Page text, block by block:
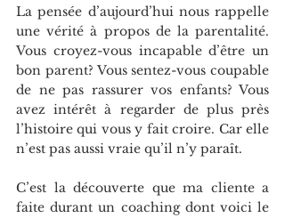
La pensée d’aujourd’hui nous rappelle
une vérité à propos de la parentalité.
Vous croyez-vous incapable d’être un
bon parent? Vous sentez-vous coupable
de ne pas rassurer vos enfants? Vous
avez intérêt à regarder de plus près
l’histoire qui vous y fait croire. Car elle
n’est pas aussi vraie qu’il n’y paraît.
C’est la découverte que ma cliente a
faite durant un coaching dont voici le